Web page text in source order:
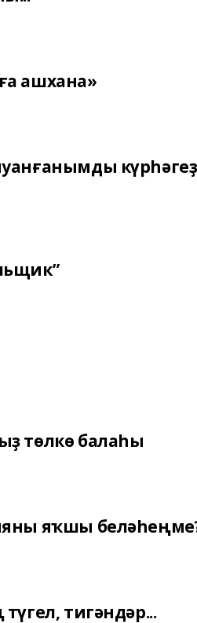
ашхана»
төлкө балаһы
яҡшы
тигәндәр...